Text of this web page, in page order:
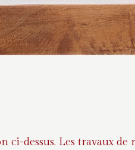
ci-dessus. Les travaux